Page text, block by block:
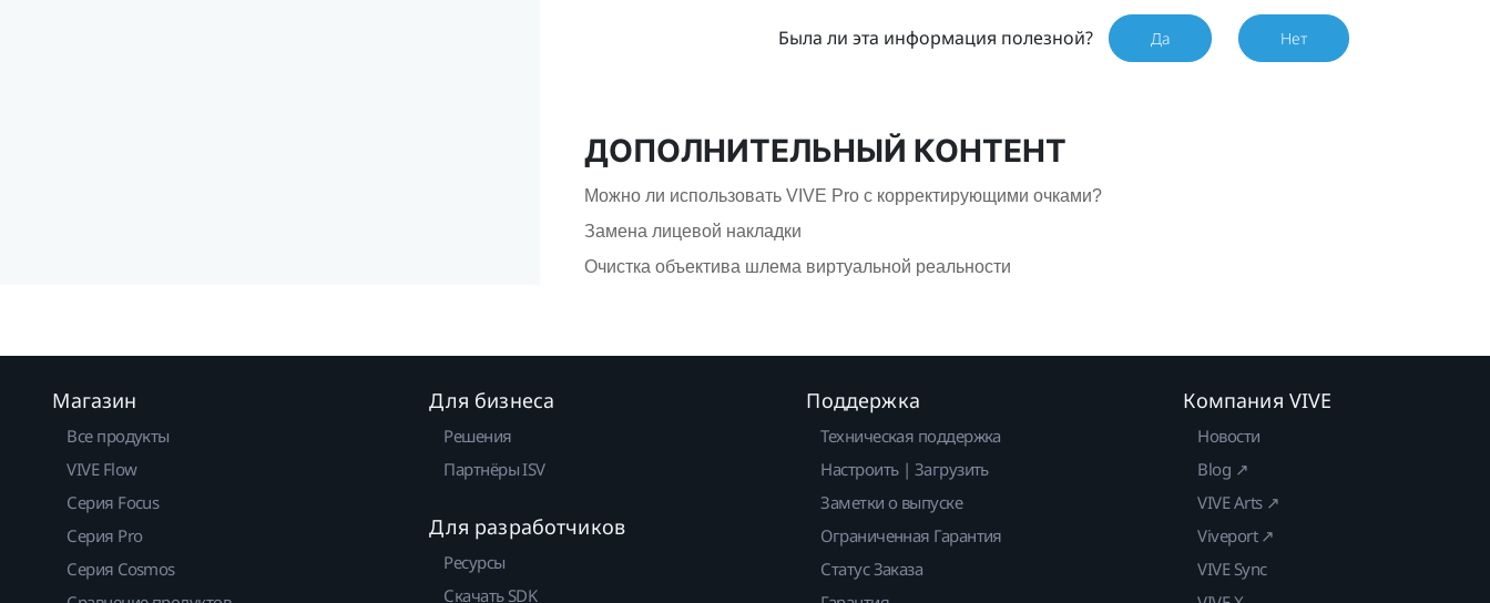
Была ли эта информация полезной? Да Нет
ДОПОЛНИТЕЛЬНЫЙ КОНТЕНТ
Можно ли использовать VIVE Pro c корректирующими очками?
Замена лицевой накладки
Очистка объектива шлема виртуальной реальности
Магазин
Все продукты
VIVE Flow
Серия Focus
Серия Pro
Серия Cosmos
Для бизнеса
Решения
Партнёры ISV
Для разработчиков
Ресурсы
Скачать SDK
Поддержка
Техническая поддержка
Настроить | Загрузить
Заметки о выпуске
Ограниченная Гарантия
Статус Заказа
Компания VIVE
Новости
Blog ↗
VIVE Arts ↗
Viveport ↗
VIVE Sync